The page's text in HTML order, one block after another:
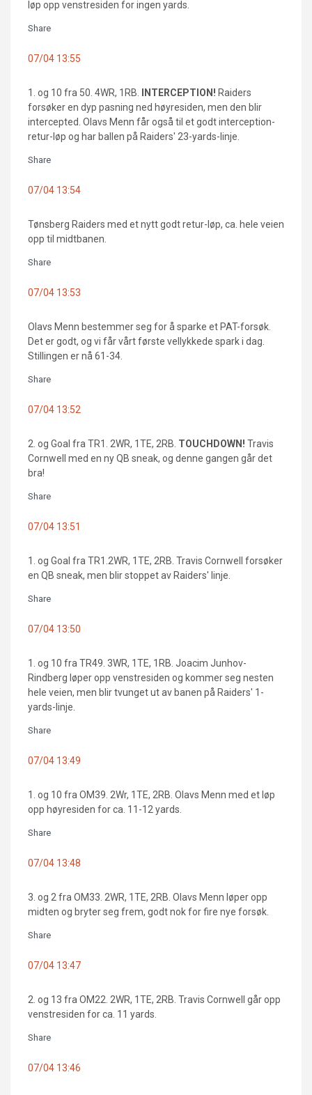
løp opp venstresiden for ingen yards.
Share
07/04 13:55
1. og 10 fra 50. 4WR, 1RB. INTERCEPTION! Raiders
forsøker en dyp pasning ned høyresiden, men den blir
intercepted. Olavs Menn får også til et godt interception-
retur-løp og har ballen på Raiders' 23-yards-linje.
Share
07/04 13:54
Tønsberg Raiders med et nytt godt retur-løp, ca. hele veien
opp til midtbanen.
Share
07/04 13:53
Olavs Menn bestemmer seg for å sparke et PAT-forsøk.
Det er godt, og vi får vårt første vellykkede spark i dag.
Stillingen er nå 61-34.
Share
07/04 13:52
2. og Goal fra TR1. 2WR, 1TE, 2RB. TOUCHDOWN! Travis
Cornwell med en ny QB sneak, og denne gangen går det
bra!
Share
07/04 13:51
1. og Goal fra TR1.2WR, 1TE, 2RB. Travis Cornwell forsøker
en QB sneak, men blir stoppet av Raiders' linje.
Share
07/04 13:50
1. og 10 fra TR49. 3WR, 1TE, 1RB. Joacim Junhov-
Rindberg løper opp venstresiden og kommer seg nesten
hele veien, men blir tvunget ut av banen på Raiders' 1-
yards-linje.
Share
07/04 13:49
1. og 10 fra OM39. 2Wr, 1TE, 2RB. Olavs Menn med et løp
opp høyresiden for ca. 11-12 yards.
Share
07/04 13:48
3. og 2 fra OM33. 2WR, 1TE, 2RB. Olavs Menn løper opp
midten og bryter seg frem, godt nok for fire nye forsøk.
Share
07/04 13:47
2. og 13 fra OM22. 2WR, 1TE, 2RB. Travis Cornwell går opp
venstresiden for ca. 11 yards.
Share
07/04 13:46